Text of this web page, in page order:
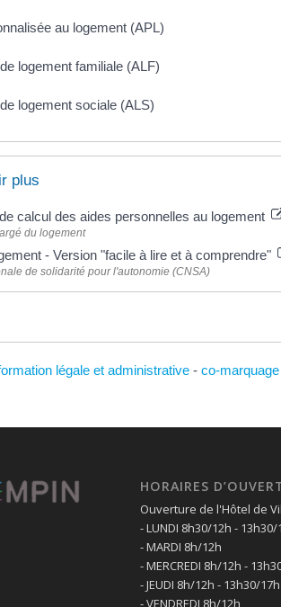
au logement (APL)
logement familiale (ALF)
logement sociale (ALS)
plus
calcul des aides personnelles au logement
du logement
- Version "facile à lire et à comprendre"
de solidarité pour l'autonomie (CNSA)
légale et administrative - co-marquage
HORAIRES
Ouverture de l'Hôtel de
- LUNDI 8h30/12h - 13h30/
- MARDI 8h/12h
- MERCREDI 8h/12h -
- JEUDI 8h/12h - 13h30/17h
- VENDREDI 8h/12h